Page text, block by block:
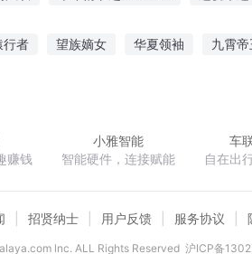
行者 望族嫡女 华夏领袖 九霄
赚钱
小雅智能
智能硬件，连接赋能
车
自在出
招贤纳士 用户反馈 服务协议
lnc. ALL Rights Reserved 沪ICP备